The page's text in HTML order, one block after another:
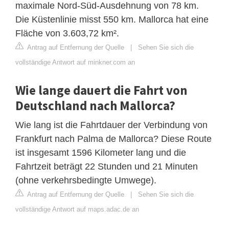
maximale Nord-Süd-Ausdehnung von 78 km.
Die Küstenlinie misst 550 km. Mallorca hat eine
Fläche von 3.603,72 km².
Antrag auf Entfernung der Quelle
Sehen Sie sich die
vollständige Antwort auf minkner.com an
Wie lange dauert die Fahrt von
Deutschland nach Mallorca?
Wie lang ist die Fahrtdauer der Verbindung von
Frankfurt nach Palma de Mallorca? Diese Route
ist insgesamt 1596 Kilometer lang und die
Fahrtzeit beträgt 22 Stunden und 21 Minuten
(ohne verkehrsbedingte Umwege).
Antrag auf Entfernung der Quelle
Sehen Sie sich die
vollständige Antwort auf maps.adac.de an